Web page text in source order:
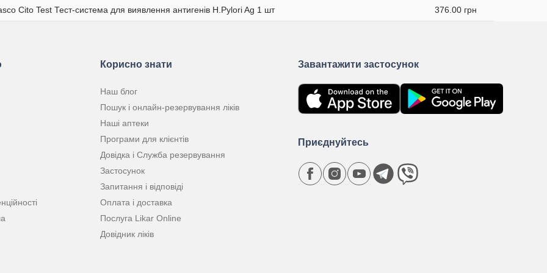
Cito Test Тест-система для виявлення антигенів Н.Pylori Ag 1 шт 376.00 грн
Корисно знати
Наш блог
Пошук і онлайн-резервування ліків
Наші аптеки
Програми для клієнтів
Довідка і Служба резервування
Застосунок
Запитання і відповіді
Оплата і доставка
Послуга Likar Online
Довідник ліків
Завантажити застосунок
Приєднуйтесь